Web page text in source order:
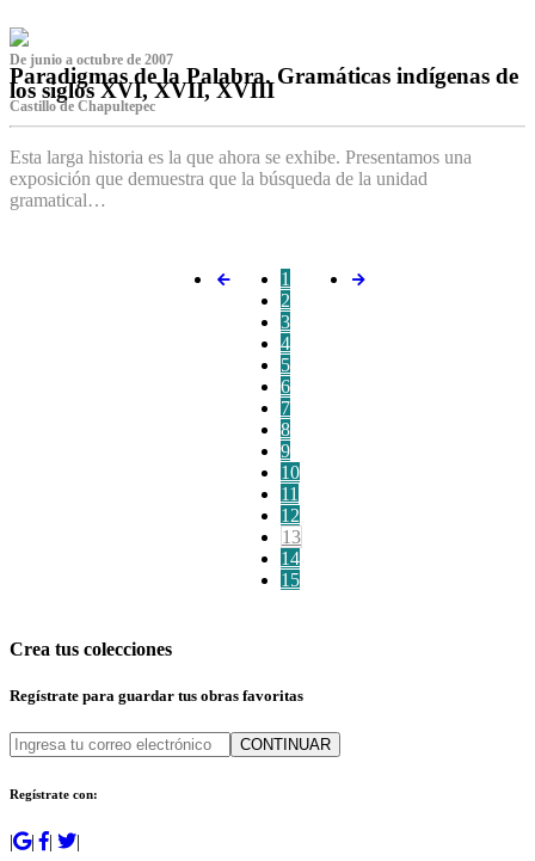
De junio a octubre de 2007
Paradigmas de la Palabra. Gramáticas indígenas de
los siglos XVI, XVII, XVIII
Castillo de Chapultepec
Esta larga historia es la que ahora se exhibe. Presentamos una
exposición que demuestra que la búsqueda de la unidad
gramatical…
1
2
3
4
5
6
7
8
9
10
11
12
13
14
15
Crea tus colecciones
Regístrate para guardar tus obras favoritas
CONTINUAR
Regístrate con:
| | | |